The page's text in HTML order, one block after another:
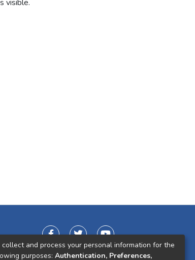
visible.
collect and process your personal information for the
purposes: Authentication, Preferences,